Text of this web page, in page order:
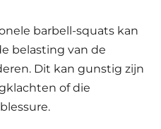
barbell-squats kan
belasting van de
Dit kan gunstig zijn
of die